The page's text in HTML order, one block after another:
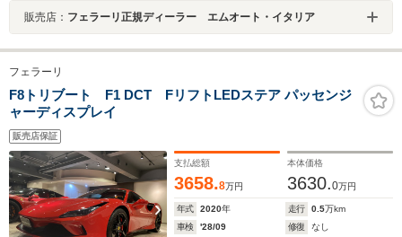
販売店： フェラーリ正規ディーラー エムオート・イタリア
フェラーリ
F8トリブート F1 DCT FリフトLEDステア パッセンジ
ャーディスプレイ
販売店保証
支払総額
3658.8万円
本体価格
3630.0万円
年式 2020年 走行 0.5万km
車検
'28/09 修復
なし